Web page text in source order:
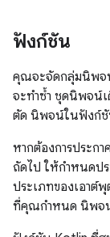
ฟังก์ชัน
คุณจะจัดกลุ่มนิพจ
จะทำซ้ำ ชุดนิพจน์
ตัด นิพจน์ในฟังก์
หากต้องการประก
ถัดไป ให้กำหนดป
ประเภทของเอาต์
ที่คุณกำหนด นิพจน์